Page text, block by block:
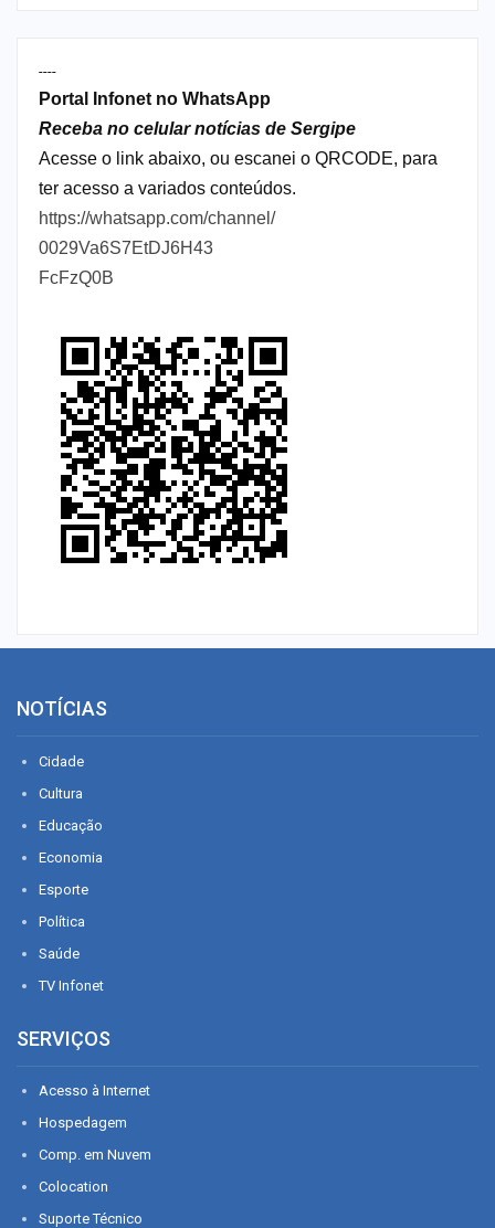
----
Portal Infonet no WhatsApp
Receba no celular notícias de Sergipe
Acesse o link abaixo, ou escanei o QRCODE, para
ter acesso a variados conteúdos.
https://whatsapp.com/channel/
0029Va6S7EtDJ6H43
FcFzQ0B
NOTÍCIAS
Cidade
Cultura
Educação
Economia
Esporte
Política
Saúde
TV Infonet
SERVIÇOS
Acesso à Internet
Hospedagem
Comp. em Nuvem
Colocation
Suporte Técnico